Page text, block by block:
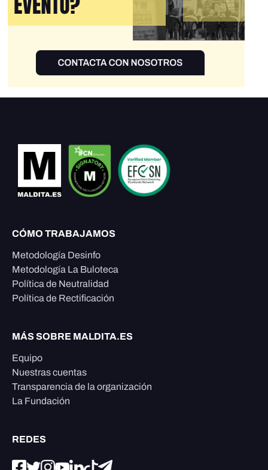
CÓMO TRABAJAMOS
Metodología Desinfo
Metodología La Buloteca
Política de Neutralidad
Política de Rectificación
MÁS SOBRE MALDITA.ES
Equipo
Nuestras cuentas
Transparencia de la organización
La Fundación
REDES